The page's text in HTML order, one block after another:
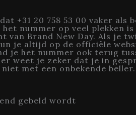
+31 20 758 53 00 vaker als
nummer op veel plekken
van Brand New Day. Als je
je altijd op de officiële
je het nummer ook terug
weet je zeker dat je in
met een onbekende beller.
gebeld wordt